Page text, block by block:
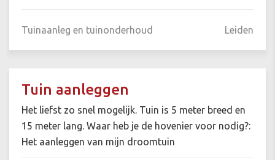
Tuinaanleg en tuinonderhoud Leiden
Tuin aanleggen
Het liefst zo snel mogelijk. Tuin is 5 meter breed en
15 meter lang. Waar heb je de hovenier voor nodig?:
Het aanleggen van mijn droomtuin